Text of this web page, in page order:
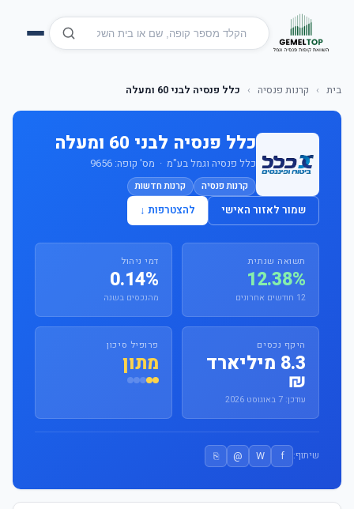
בית › קרנות פנסיה › כלל פנסיה לבני 60 ומעלה
כלל פנסיה לבני 60 ומעלה
כלל פנסיה וגמל בע"מ · מס' קופה: 9656
קרנות פנסיה קרנות חדשות
שמור לאזור האישי להצטרפות ↓
תשואה שנתית
12.38%
12 חודשים אחרונים
דמי ניהול
0.14%
מהנכסים בשנה
היקף נכסים
8.3 מיליארד
₪
עודכן: 7 באוגוסט 2026
פרופיל סיכון
מתון
שיתוף: f
W
@
⎘